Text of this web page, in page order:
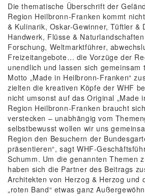
Die thematische Überschrift der
Region Heilbronn-Franken kommt
& Kulinarik, Oskar-Gewinner, Tüftler &
Handwerk, Flüsse &
Forschung, Weltmarktführer,
Freizeitangebote… die Vorzüge der
unendlich und lassen sich gemeinsam
Motto „Made in Heilbronn-Franken“
zielten die kreativen Köpfe der WHF
nicht umsonst auf das Original „Made
Region Heilbronn-Franken braucht
verstecken – unabhängig vom
selbstbewusst wollen wir uns
Region den Besuchern der
präsentieren“, sagt WHF-
Schumm. Um die genannten Themen
haben sich die Partner des Beitrags
Architekten von Herzog & Herzog und
„roten Band“ etwas ganz